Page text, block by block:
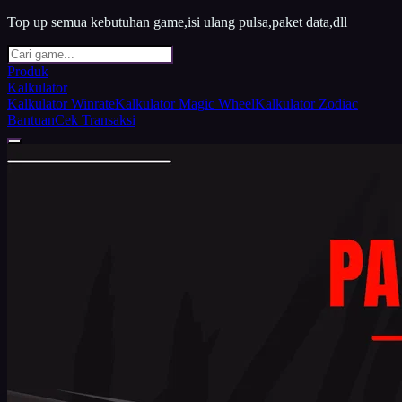
Top up semua kebutuhan game,isi ulang pulsa,paket data,dll
Produk
Kalkulator
Kalkulator WinrateKalkulator Magic WheelKalkulator Zodiac
BantuanCek Transaksi